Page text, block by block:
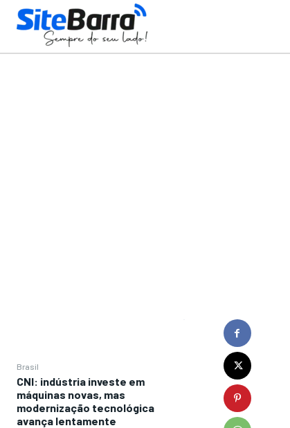
Brasil
CNI: indústria investe em
máquinas novas, mas
modernização tecnológica
avança lentamente